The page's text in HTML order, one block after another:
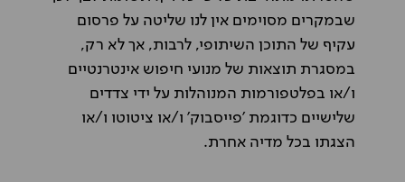
שבמקרים מסוימים אין לנו שליטה על פרסום
עקיף של התוכן השיתופי, לרבות, אך לא רק,
במסגרת תוצאות של מנועי חיפוש אינטרנטיים
ו/או בפלטפורמות המנוהלות על ידי צדדים
שלישיים כדוגמת 'פייסבוק' ו/או ציטוטו ו/או
הצגתו בכל מדיה אחרת.